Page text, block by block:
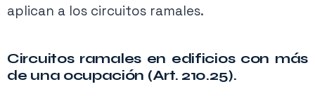
aplican a los circuitos ramales.
Circuitos ramales en edificios con más
de una ocupación (Art. 210.25).